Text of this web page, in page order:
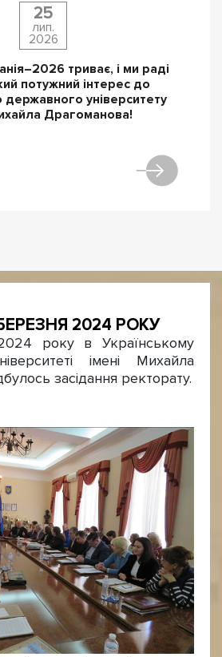
25
лип.
2026
триває, і ми раді
потужний інтерес до
державного університету
Драгоманова!
2024 РОКУ
року в Українському
імені Михайла
засідання ректорату.